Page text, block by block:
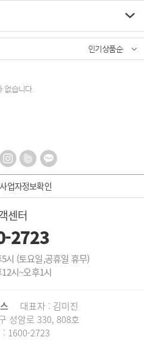
인기상품순
없습니다.
사업자정보확인
센터
2723
시 (토요일,공휴일 휴무)
시~오후1시
대표자 : 김미진
성암로 330, 808호
: 1600-2723